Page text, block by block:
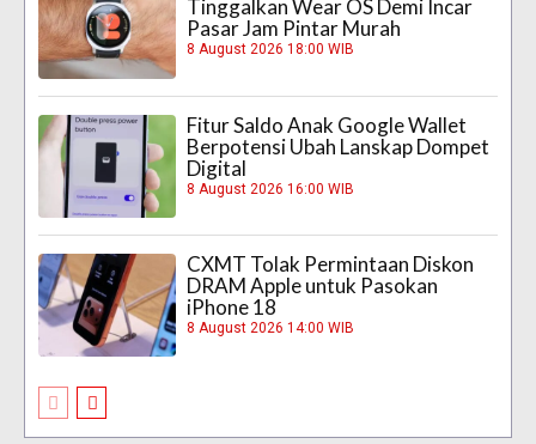
Tinggalkan Wear OS Demi Incar
Pasar Jam Pintar Murah
8 August 2026 18:00 WIB
Fitur Saldo Anak Google Wallet
Berpotensi Ubah Lanskap Dompet
Digital
8 August 2026 16:00 WIB
CXMT Tolak Permintaan Diskon
DRAM Apple untuk Pasokan
iPhone 18
8 August 2026 14:00 WIB